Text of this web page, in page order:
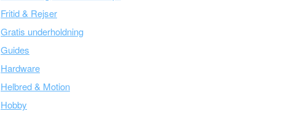
Fritid & Rejser
Gratis underholdning
Guides
Hardware
Helbred & Motion
Hobby